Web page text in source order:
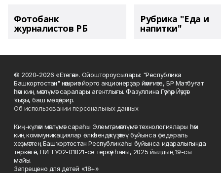
Фотобанк
журналистов РБ
Рубрика "Еда и
напитки"
© 2020-2026 «Етегән». Ойоштороусылары: "Республика
Башкортостан" нәшриәт йорто акционерҙар йәмғиәте, БР Матбуғат
һәм киң мәғлүмәт саралары агентлығы. Фазуллина Гәүһәр Йәүҙәт
ҡыҙы, баш мөхәррир.
Об использовании персональных данных
Киң-күләм мәғлүмәт сараһы Элемтә, мәғлүмәт технологиялары һәм
киң коммуникациялар өлкәһендә күҙәтеү буйынса федераль
хеҙмәттең Башҡортостан Республикаһы буйынса идаралығында
теркәлгән, ПИ ТУ02-01821-се теркәү һаны, 2025 йылдың 19-сы
майы.
Запрещено для детей «18+»